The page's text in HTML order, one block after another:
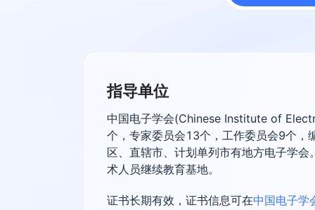
指导单位
中国电子学会(Chinese Institute of
个，专家委员会13个，工作委员会9个，
区、直辖市、计划单列市有地方电子学
术人员继续教育基地。
证书长期有效，证书信息可在中国电子学